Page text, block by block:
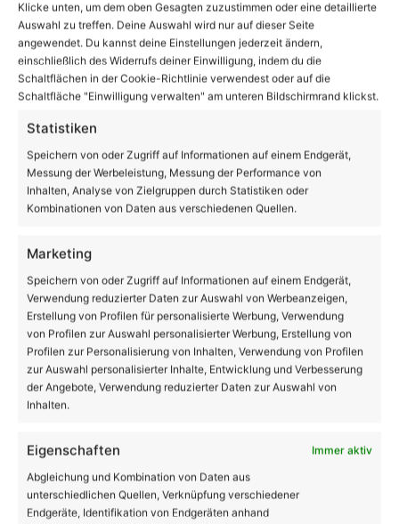
Klicke unten, um dem oben Gesagten zuzustimmen oder eine detaillierte
Auswahl zu treffen. Deine Auswahl wird nur auf dieser Seite
angewendet. Du kannst deine Einstellungen jederzeit ändern,
einschließlich des Widerrufs deiner Einwilligung, indem du die
Schaltflächen in der Cookie-Richtlinie verwendest oder auf die
Schaltfläche "Einwilligung verwalten" am unteren Bildschirmrand klickst.
Statistiken
Speichern von oder Zugriff auf Informationen auf einem Endgerät,
Messung der Werbeleistung, Messung der Performance von
Inhalten, Analyse von Zielgruppen durch Statistiken oder
Kombinationen von Daten aus verschiedenen Quellen.
Marketing
Speichern von oder Zugriff auf Informationen auf einem Endgerät,
Verwendung reduzierter Daten zur Auswahl von Werbeanzeigen,
Erstellung von Profilen für personalisierte Werbung, Verwendung
von Profilen zur Auswahl personalisierter Werbung, Erstellung von
Profilen zur Personalisierung von Inhalten, Verwendung von Profilen
zur Auswahl personalisierter Inhalte, Entwicklung und Verbesserung
der Angebote, Verwendung reduzierter Daten zur Auswahl von
Inhalten.
Eigenschaften
Immer aktiv
Abgleichung und Kombination von Daten aus
unterschiedlichen Quellen, Verknüpfung verschiedener
Endgeräte, Identifikation von Endgeräten anhand
nach:
Bernau
Einzelne Wolken
19℃
27º - 14º
72%
2.87 km/h
Mo. Di. Mi. Do. Fr.
Danke dafür! 62.048
18.419
AppNutzer
28.006
Follower
Aus dem Rathaus